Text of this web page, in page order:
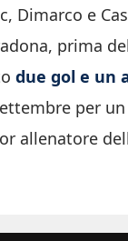
Dimarco e
prima
due gol e un
per
allenatore